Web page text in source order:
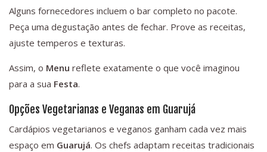
Alguns fornecedores incluem o bar completo no pacote.
Peça uma degustação antes de fechar. Prove as receitas,
ajuste temperos e texturas.
Assim, o Menu reflete exatamente o que você imaginou
para a sua Festa.
Opções Vegetarianas e Veganas em Guarujá
Cardápios vegetarianos e veganos ganham cada vez mais
espaço em Guarujá. Os chefs adaptam receitas tradicionais